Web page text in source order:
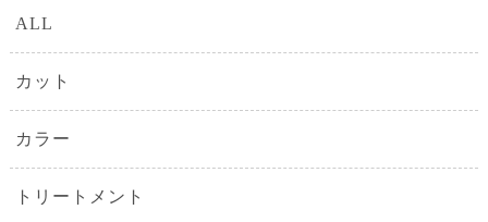
ALL
カット
カラー
トリートメント